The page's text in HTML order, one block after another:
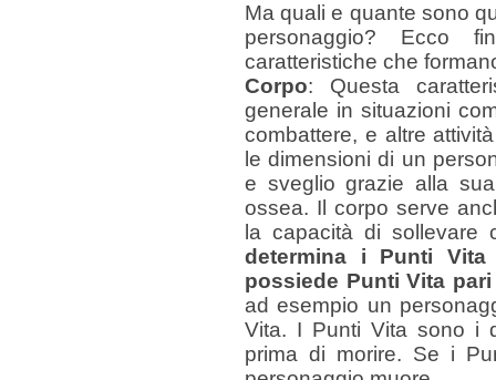
Ma quali e quante sono
personaggio? Ecco
caratteristiche che
Corpo: Questa
generale in situazioni
combattere, e altre
le dimensioni di un
e sveglio grazie alla
ossea. Il corpo serve
la capacità di
determina i Punti Vita
possiede Punti Vita
ad esempio un
Vita. I Punti Vita sono i
prima di morire. Se i